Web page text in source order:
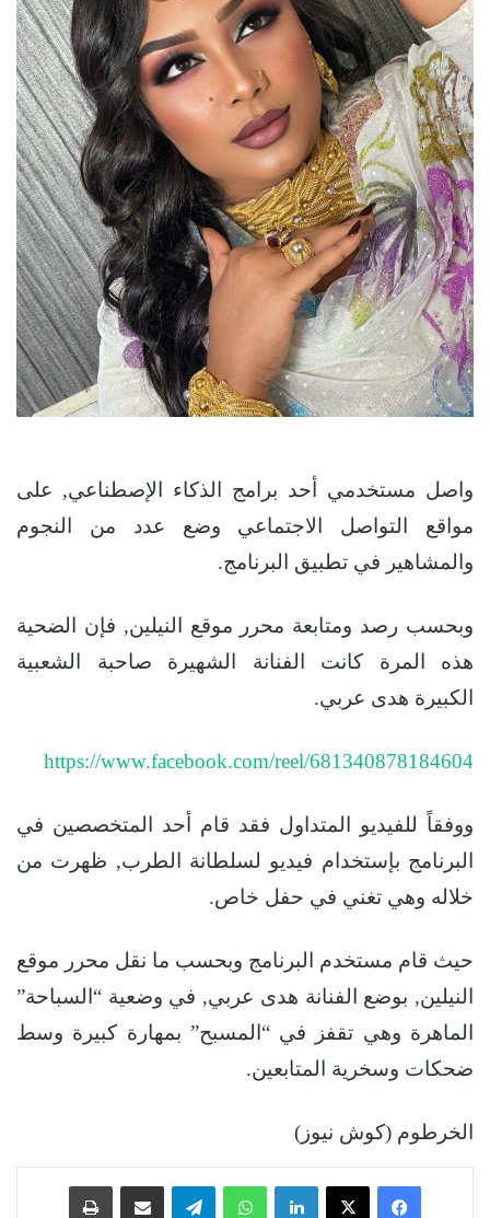
واصل مستخدمي أحد برامج الذكاء الإصطناعي, على
مواقع التواصل الاجتماعي وضع عدد من النجوم
والمشاهير في تطبيق البرنامج.
وبحسب رصد ومتابعة محرر موقع النيلين, فإن الضحية
هذه المرة كانت الفنانة الشهيرة صاحبة الشعبية
الكبيرة هدى عربي.
https://www.facebook.com/reel/681340878184604
ووفقاً للفيديو المتداول فقد قام أحد المتخصصين في
البرنامج بإستخدام فيديو لسلطانة الطرب, ظهرت من
خلاله وهي تغني في حفل خاص.
حيث قام مستخدم البرنامج وبحسب ما نقل محرر موقع
النيلين, بوضع الفنانة هدى عربي, في وضعية “السباحة”
الماهرة وهي تقفز في “المسبح” بمهارة كبيرة وسط
ضحكات وسخرية المتابعين.
الخرطوم (كوش نيوز)
فيسبوك ‫X لينكدإن واتساب تيلقرام